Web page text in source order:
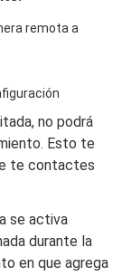
remota a
no podrá
Esto te
te contactes
se activa
durante la
en que agrega